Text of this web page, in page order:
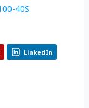
40S
LinkedIn